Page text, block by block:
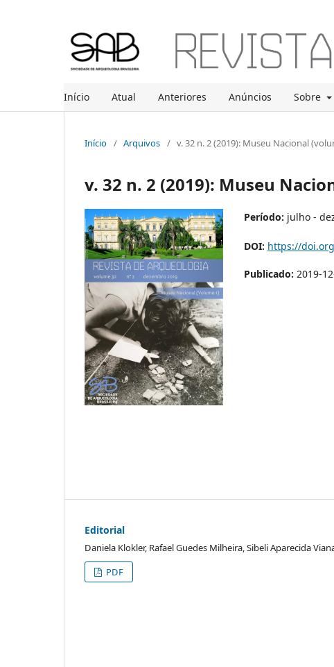
Início Atual Anteriores Anúncios Sobre
Início / Arquivos / v. 32 n. 2 (2019): Museu Nacional
v. 32 n. 2 (2019): Museu
Período: julho -
DOI: https://
Publicado: 2019-
Editorial
Daniela Klokler, Rafael Guedes Milheira, Sibeli Aparecida
PDF